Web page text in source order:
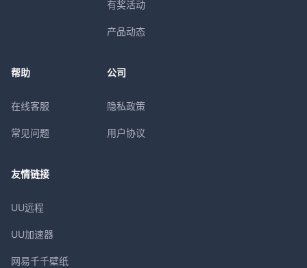
有奖活动
产品动态
帮助
在线客服
常见问题
公司
隐私政策
用户协议
友情链接
UU远程
UU加速器
网易千千壁纸